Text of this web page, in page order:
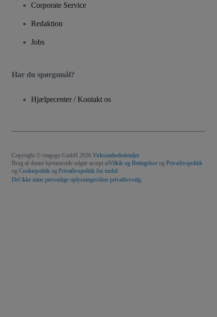
Corporate Service
Redaktion
Jobs
Har du spørgsmål?
Hjælpecenter / Kontakt os
Copyright © viagogo GmbH 2026 Virksomhedsdetaljer
Brug af denne hjemmeside udgør accept afVilkår og Betingelser og Privatlivspolitik
og Cookiepolitik og Privatlivspolitik for mobil
Del ikke mine personlige oplysninger/dine privatlivsvalg.